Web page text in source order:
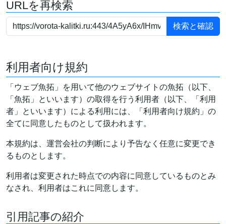
URLを再検索
利用者向け規約
「ウェブ魚拓」を用いて他のウェブサイトの魚拓（以下、
「魚拓」といいます）の取得を行う利用者（以下、「利用
者」といいます）による利用には、「利用者向け規約」の
全てに同意したものとして扱われます。
本規約は、運営会社の判断により予告なく任意に変更でき
るものとします。
利用者は変更された時点での内容に同意しているものとみ
なされ、利用者はこれに同意します。
引用記事の紹介